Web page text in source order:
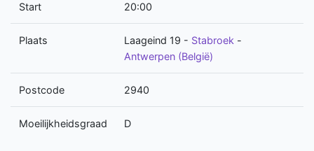
Start 20:00
Plaats Laageind 19 - Stabroek -
Antwerpen (België)
Postcode 2940
Moeilijkheidsgraad D